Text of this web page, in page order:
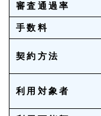
審査通過率
手数料
契約方法
利用対象者